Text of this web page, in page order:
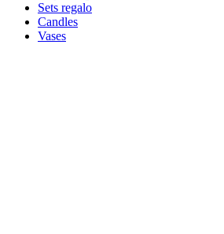
Sets regalo
Candles
Vases